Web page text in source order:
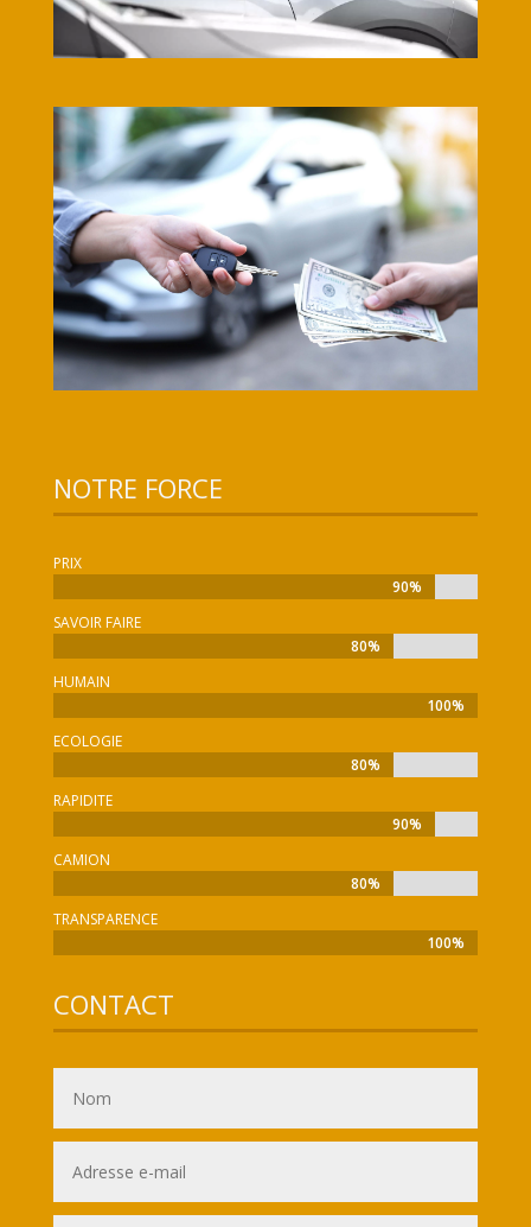
NOTRE FORCE
PRIX
90%
90%
SAVOIR FAIRE
80%
80%
HUMAIN
100%
100%
ECOLOGIE
80%
80%
RAPIDITE
90%
90%
CAMION
80%
80%
TRANSPARENCE
100%
100%
CONTACT